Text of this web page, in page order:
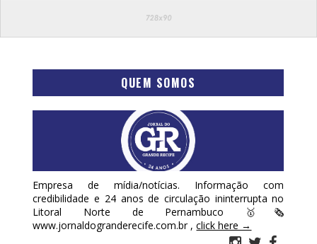
QUEM SOMOS
Empresa de mídia/notícias. Informação com
credibilidade e 24 anos de circulação ininterrupta no
Litoral Norte de Pernambuco 🥇🗞
www.jornaldogranderecife.com.br ,click here →